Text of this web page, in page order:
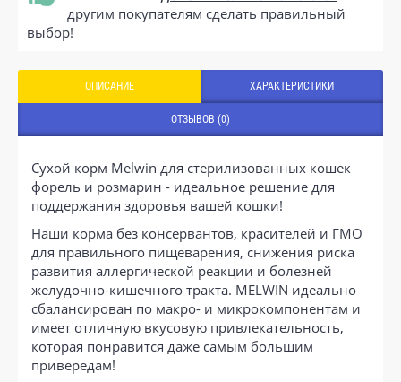
другим покупателям сделать правильный
выбор!
ОПИСАНИЕ ХАРАКТЕРИСТИКИ
ОТЗЫВОВ (0)
Сухой корм Melwin для стерилизованных кошек
форель и розмарин - идеальное решение для
поддержания здоровья вашей кошки!
Наши корма без консервантов, красителей и ГМО
для правильного пищеварения, снижения риска
развития аллергической реакции и болезней
желудочно-кишечного тракта. MELWIN идеально
сбалансирован по макро- и микрокомпонентам и
имеет отличную вкусовую привлекательность,
которая понравится даже самым большим
привередам!